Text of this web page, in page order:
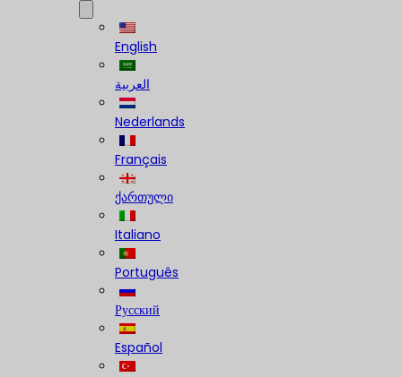
English
العربية
Nederlands
Français
ქართული
Italiano
Português
Русский
Español